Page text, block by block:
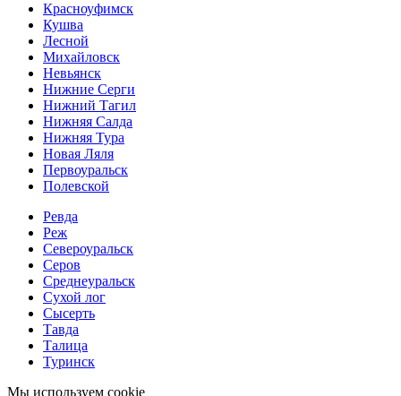
Красноуфимск
Кушва
Лесной
Михайловск
Невьянск
Нижние Серги
Нижний Тагил
Нижняя Салда
Нижняя Тура
Новая Ляля
Первоуральск
Полевской
Ревда
Реж
Североуральск
Серов
Среднеуральск
Сухой лог
Сысерть
Тавда
Талица
Туринск
Мы используем cookie